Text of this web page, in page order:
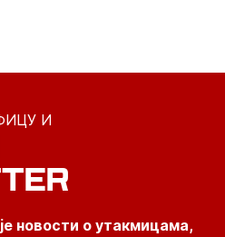
И
новости о утакмицама,